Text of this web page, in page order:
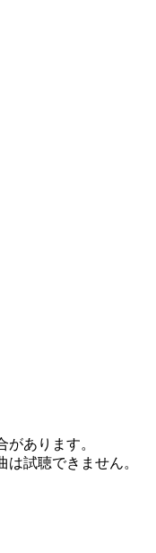
あります。
試聴できません。